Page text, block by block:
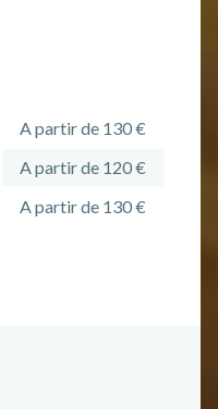
A partir de 130 €
A partir de 120 €
A partir de 130 €